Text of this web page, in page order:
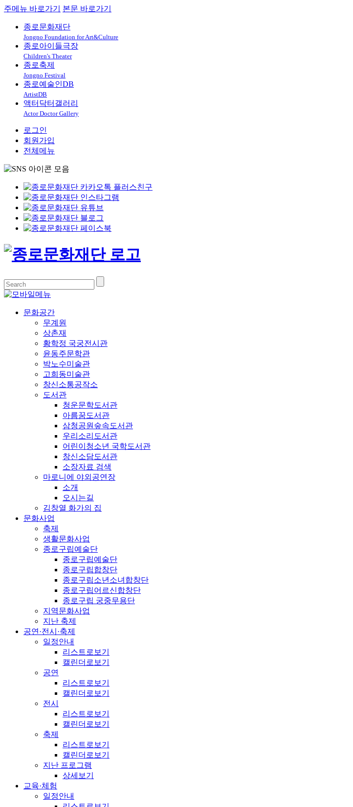
주메뉴 바로가기 본문 바로가기
종로문화재단
Jongno Foundation for Art&Culture
종로아이들극장
Children's Theater
종로축제
Jongno Festival
종로예술인DB
ArtistDB
액터닥터갤러리
Actor Doctor Gallery
로그인
회원가입
전체메뉴
문화공간
무계원
상촌재
황학정 국궁전시관
윤동주문학관
박노수미술관
고희동미술관
창신소통공작소
도서관
청운문학도서관
아름꿈도서관
삼청공원숲속도서관
우리소리도서관
어린이청소년 국학도서관
창신소담도서관
소장자료 검색
마로니에 야외공연장
소개
오시는길
김창열 화가의 집
문화사업
축제
생활문화사업
종로구립예술단
종로구립예술단
종로구립합창단
종로구립소년소녀합창단
종로구립어르신합창단
종로구립 궁중무용단
지역문화사업
지난 축제
공연·전시·축제
일정안내
리스트로보기
캘린더로보기
공연
리스트로보기
캘린더로보기
전시
리스트로보기
캘린더로보기
축제
리스트로보기
캘린더로보기
지난 프로그램
상세보기
교육·체험
일정안내